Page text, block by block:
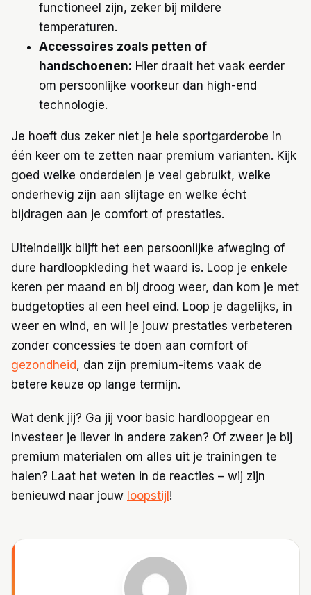
functioneel zijn, zeker bij mildere
temperaturen.
Accessoires zoals petten of
handschoenen: Hier draait het vaak eerder
om persoonlijke voorkeur dan high-end
technologie.
Je hoeft dus zeker niet je hele sportgarderobe in
één keer om te zetten naar premium varianten. Kijk
goed welke onderdelen je veel gebruikt, welke
onderhevig zijn aan slijtage en welke écht
bijdragen aan je comfort of prestaties.
Uiteindelijk blijft het een persoonlijke afweging of
dure hardloopkleding het waard is. Loop je enkele
keren per maand en bij droog weer, dan kom je met
budgetopties al een heel eind. Loop je dagelijks, in
weer en wind, en wil je jouw prestaties verbeteren
zonder concessies te doen aan comfort of
gezondheid, dan zijn premium-items vaak de
betere keuze op lange termijn.
Wat denk jij? Ga jij voor basic hardloopgear en
investeer je liever in andere zaken? Of zweer je bij
premium materialen om alles uit je trainingen te
halen? Laat het weten in de reacties – wij zijn
benieuwd naar jouw loopstijl !